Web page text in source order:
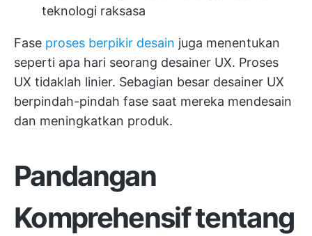
teknologi raksasa
Fase proses berpikir desain juga menentukan
seperti apa hari seorang desainer UX. Proses
UX tidaklah linier. Sebagian besar desainer UX
berpindah-pindah fase saat mereka mendesain
dan meningkatkan produk.
Pandangan
Komprehensif tentang